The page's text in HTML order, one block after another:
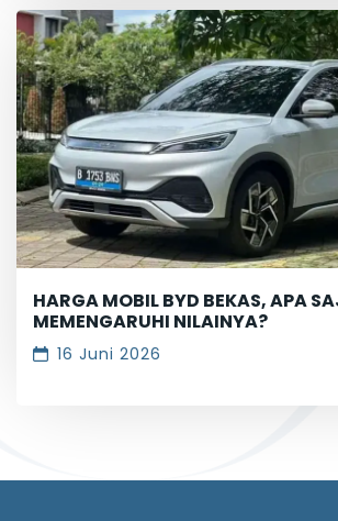
HARGA MOBIL BYD BEKAS, APA
MEMENGARUHI NILAINYA?
16 Juni 2026